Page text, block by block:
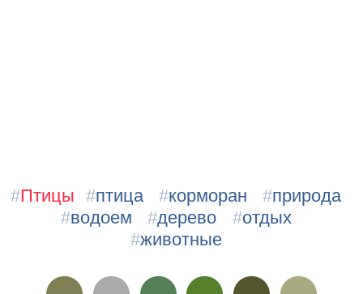
#Птицы #птица #корморан #природа
#водоем #дерево #отдых
#животные